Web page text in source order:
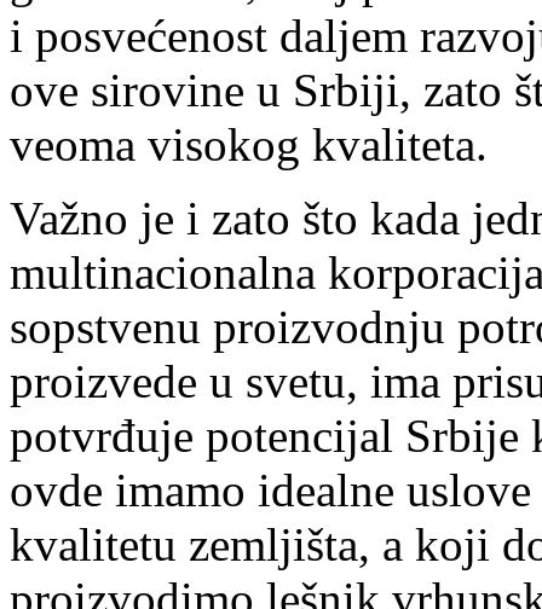
i posvećenost daljem
ove sirovine u Srbiji, zato
veoma visokog kvaliteta.
Važno je i zato što kada
multinacionalna
sopstvenu proizvodnju
proizvede u svetu, ima
potvrđuje potencijal Srbije
ovde imamo idealne
kvalitetu zemljišta, a koji